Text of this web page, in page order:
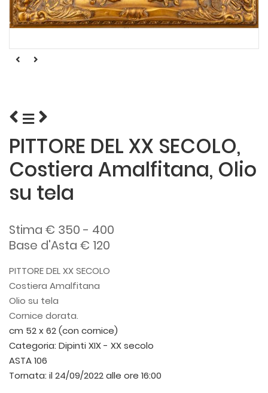
PITTORE DEL XX SECOLO,
Costiera Amalfitana, Olio
su tela
Stima € 350 - 400
Base d'Asta € 120
PITTORE DEL XX SECOLO
Costiera Amalfitana
Olio su tela
Cornice dorata.
cm 52 x 62 (con cornice)
Categoria: Dipinti XIX - XX secolo
ASTA 106
Tornata: il 24/09/2022 alle ore 16:00